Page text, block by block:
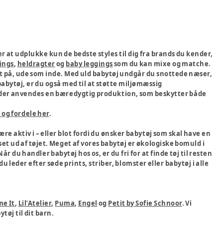
at udplukke kun de bedste styles til dig fra brands du kender,
, heldragterog baby leggingssom du kan mixe og matche.
ude som inde. Med uld babytøj undgår du snottede næser,
er du også med til at støtte miljømæssig
anvendes en bæredygtig produktion, som beskytter både
fordele her.
aktiv i – eller blot fordi du ønsker babytøj som skal have en
ud af tøjet. Meget af vores babytøj er økologiske bomuld i
du handler babytøj hos os, er du fri for at finde tøj til resten
leder efter søde prints, striber, blomster eller babytøj i alle
It, Lil’Atelier, Puma, Engel og Petit by Sofie Schnoor. Vi
til dit barn.